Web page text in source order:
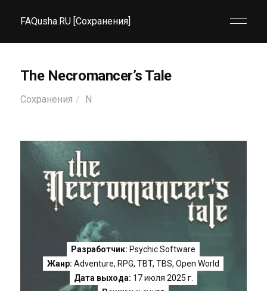
FAQusha.RU [Сохранения]
The Necromancer’s Tale
Сохранения N
Разработчик: Psychic Software
Жанр: Adventure, RPG,TBT,TBS,Open World
Дата выхода: 17 июля 2025 г.